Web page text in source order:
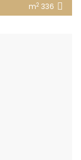
336 m
2